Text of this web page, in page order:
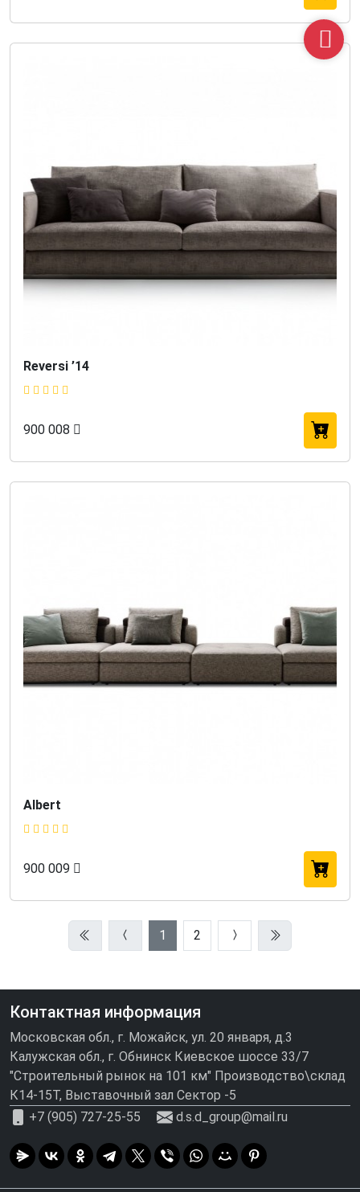
Reversi ’14
900 008
Albert
900 009
1 2
Контактная информация
Московская обл., г. Можайск, ул. 20 января, д.3
Калужская обл., г. Обнинск Киевское шоссе 33/7
"Строительный рынок на 101 км" Производство\склад
К14-15Т, Выставочный зал Сектор -5
+7 (905) 727-25-55
d.s.d_group@mail.ru